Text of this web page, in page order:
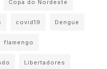
Copa do Nordeste
covid19 Dengue
flamengo
Libertadores